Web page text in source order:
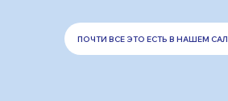
ПОЧТИ ВСЕ ЭТО ЕСТЬ В НАШЕМ